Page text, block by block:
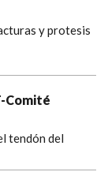
y protesis
Comité
tendón del